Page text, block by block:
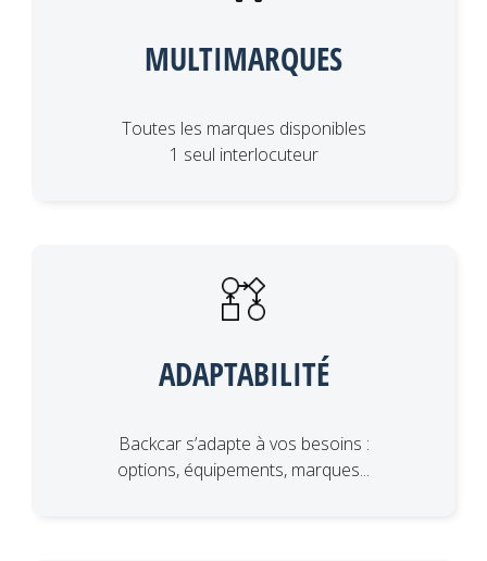
MULTIMARQUES
Toutes les marques disponibles
1 seul interlocuteur
ADAPTABILITÉ
Backcar s’adapte à vos besoins :
options, équipements, marques...